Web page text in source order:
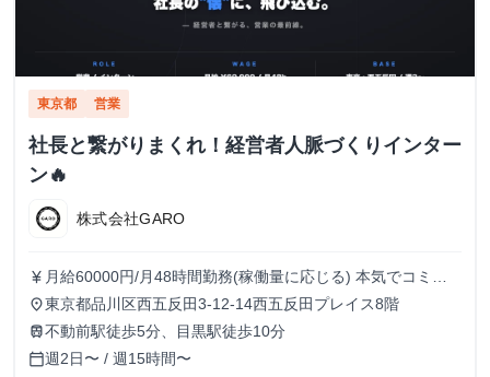
東京都 営業
社長と繋がりまくれ！経営者人脈づくりインター
ン🔥
株式会社GARO
currency_yen 月給60000円/月48時間勤務(稼働量に応じる) 本気でコミッ
トすれば、学生でも圧倒的な実績と報酬を得られる環境で
す！
place東京都品川区西五反田3-12-14西五反田プレイス8階
train不動前駅徒歩5分、目黒駅徒歩10分
calendar_today週2日〜 / 週15時間〜